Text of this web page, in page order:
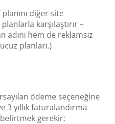
diğer site
karşılaştırır –
adını hem de reklamsız
planları.)
ödeme seçeneğine
3 yıllık faturalandırma
gerekir: